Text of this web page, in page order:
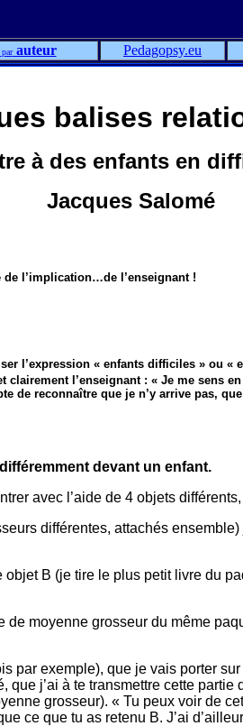
parauteur Pedagopsy.eu
balises
à des enfants en
Jacques Salomé
l’implication…de l’enseignant !
l’expression « enfants difficiles » ou «
l’enseignant : « Je me sens
de reconnaître que je n’y arrive pas,
devant un enfant.
avec l’aide de 4 objets
différentes, attachés
B (je tire le plus petit livre du
moyenne grosseur du même
par exemple), que je vais porter
que j’ai à te transmettre cette
grosseur). « Tu peux voir de
ce que tu as retenu B. J’ai